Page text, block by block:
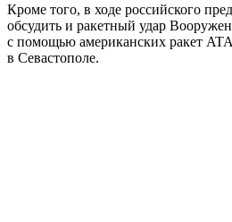
Кроме того, в ходе российского
обсудить и ракетный удар
с помощью американских ракет
в Севастополе.